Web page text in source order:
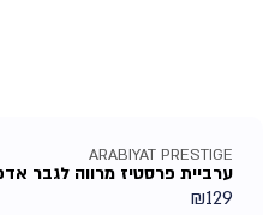
ARABIYAT PRESTIGE
ערביית פרסטיז מרווה לגבר אדפ 100מל
₪129